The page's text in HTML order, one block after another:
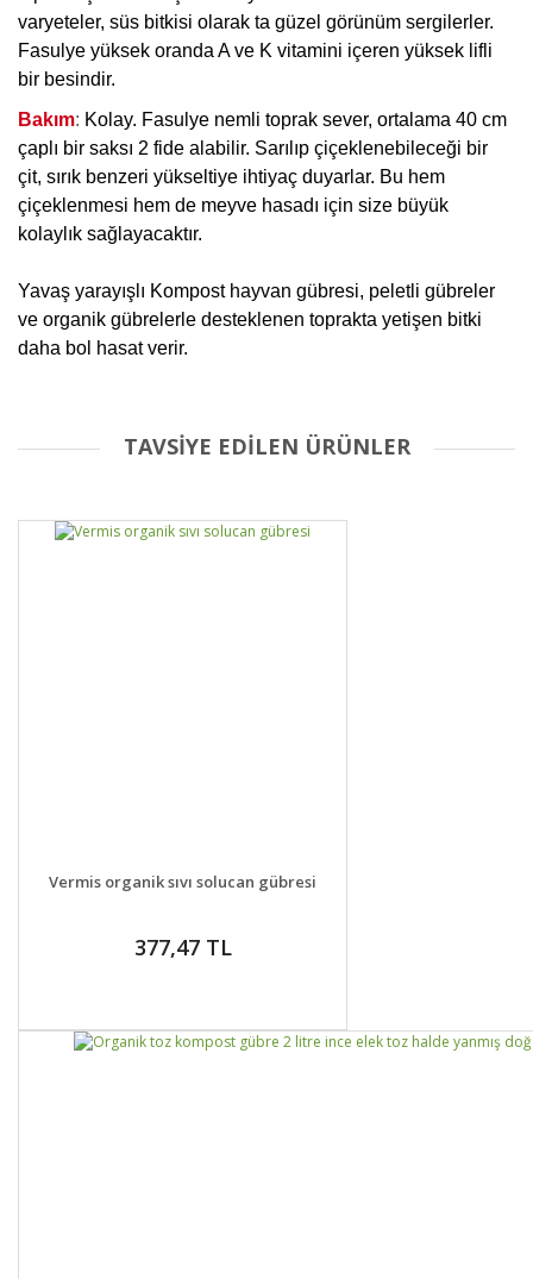
varyeteler, süs bitkisi olarak ta güzel görünüm sergilerler.
Fasulye yüksek oranda A ve K vitamini içeren yüksek lifli
bir besindir.
Bakım: Kolay. Fasulye nemli toprak sever, ortalama 40 cm
çaplı bir saksı 2 fide alabilir. Sarılıp çiçeklenebileceği bir
çit, sırık benzeri yükseltiye ihtiyaç duyarlar. Bu hem
çiçeklenmesi hem de meyve hasadı için size büyük
kolaylık sağlayacaktır.
Yavaş yarayışlı Kompost hayvan gübresi, peletli gübreler
ve organik gübrelerle desteklenen toprakta yetişen bitki
daha bol hasat verir.
Bu ürüne ilk yorumu siz yapın!
Yorum Yaz
TAVSİYE EDİLEN ÜRÜNLER
DETAYLAR SEPETE EKLE
Vermis organik sıvı solucan gübresi
377,47 TL